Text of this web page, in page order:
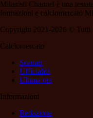
Milanisti Channel è una
formazioni e calciomercato
Copyright 2021-2026 © Tutti
Calciomercato
Scenari
Ufficialità
Ultima ora
Informazioni
Redazione